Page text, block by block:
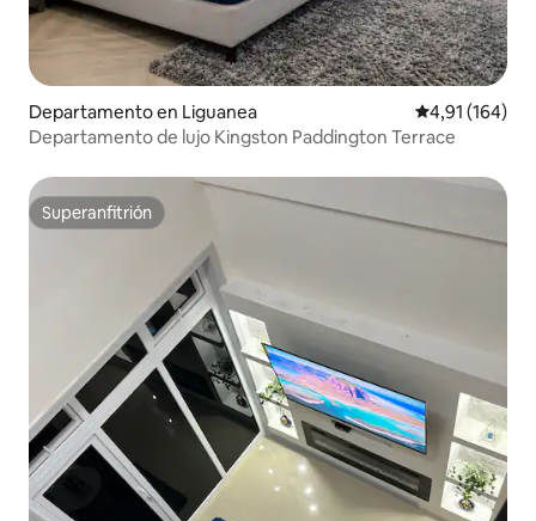
Departamento en Liguanea Calificación
4,91 (164)
Departamento de lujo Kingston Paddington Terrace
Superanfitrión
Superanfitrión